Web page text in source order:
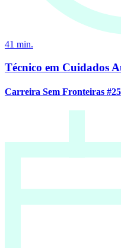
41 min.
Técnico em Cuidados
Carreira Sem Fronteiras